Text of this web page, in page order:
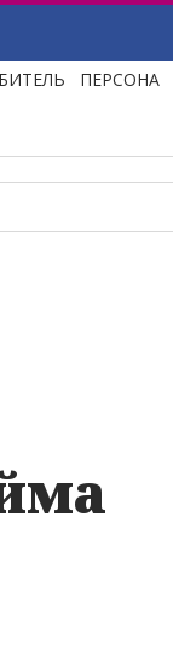
ПЕРСОНА